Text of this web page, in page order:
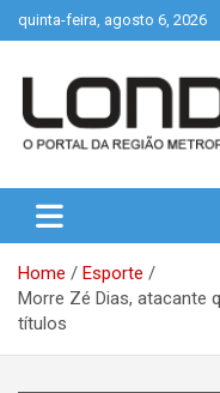
to
quinta-feira, agosto 6, 2026
Londrix
Home
Esporte
Morre Zé Dias, atacante
títulos